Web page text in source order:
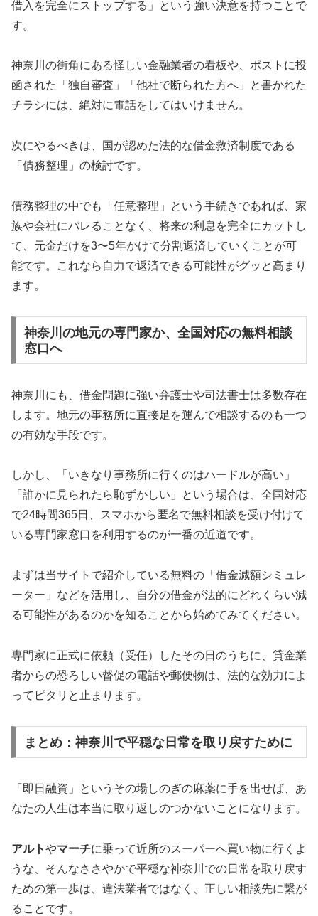
借入を完全にストップする」という強い決意を持つことで
す。
神奈川の街角にある怪しい金融業者の看板や、ポストに投
函された「独自審査」「他社で断られた方へ」と書かれた
チラシには、絶対に電話をしてはいけません。
次にやるべきは、国が認めた法的な借金救済制度である
「債務整理」の検討です。
債務整理の中でも「任意整理」という手続きであれば、家
族や会社にバレることなく、将来の利息を完全にカットし
て、元金だけを3〜5年かけて分割返済していくことが可
能です。これなら自力で返済できる可能性がグッと高まり
ます。
神奈川の地元の専門家か、全国対応の無料相談
窓口へ
神奈川にも、借金問題に強い弁護士や司法書士は多数存在
します。地元の事務所に直接足を運んで相談するのも一つ
の有効な手段です。
しかし、「いきなり事務所に行くのはハードルが高い」
「誰かに見られたら恥ずかしい」という場合は、全国対応
で24時間365日、スマホから匿名で無料相談を受け付けて
いる専門家窓口を利用するのが一番の近道です。
まずは当サイトで紹介している無料の「借金減額シミュレ
ーター」などを活用し、自分の借金が法的にどれくらい減
る可能性があるのかを知ることから始めてみてください。
専門家に正式に依頼（受任）したその日のうちに、貸金業
者からの恐ろしい督促の電話や郵便物は、法的な効力によ
ってピタリと止まります。
まとめ：神奈川で平穏な日常を取り戻すために
「即日融資」というその場しのぎの麻薬に手を出せば、あ
なたの人生は本当に取り返しのつかないことになります。
アルトやマーチに乗って近所のスーパーへ買い物に行くよ
うな、そんなささやかで平穏な神奈川での日常を取り戻す
ための第一歩は、違法業者ではなく、正しい相談先に繋が
ることです。